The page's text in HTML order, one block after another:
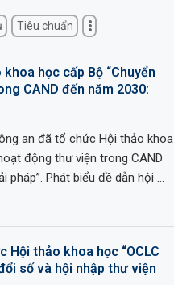
Tiêu chuẩn
học cấp Bộ “Chuyển
CAND đến năm 2030:
an đã tổ chức Hội thảo khoa
động thư viện trong CAND
pháp”. Phát biểu đề dẫn hội …
Hội thảo khoa học “OCLC
số và hội nhập thư viện